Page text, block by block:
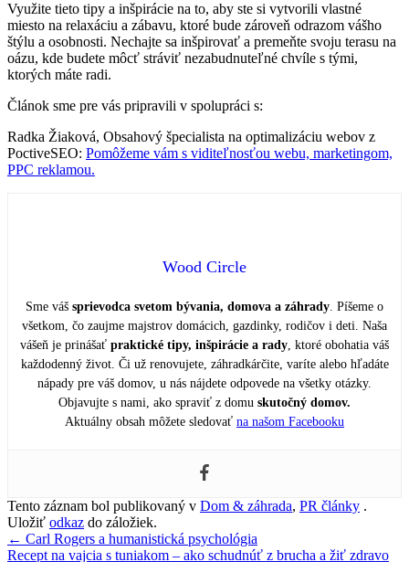
Využite tieto tipy a inšpirácie na to, aby ste si vytvorili vlastné
miesto na relaxáciu a zábavu, ktoré bude zároveň odrazom vášho
štýlu a osobnosti. Nechajte sa inšpirovať a premeňte svoju terasu na
oázu, kde budete môcť stráviť nezabudnuteľné chvíle s tými,
ktorých máte radi.
Článok sme pre vás pripravili v spolupráci s:
Radka Žiaková, Obsahový špecialista na optimalizáciu webov z
PoctiveSEO: Pomôžeme vám s viditeľnosťou webu, marketingom,
PPC reklamou.
Wood Circle
Sme váš sprievodca svetom bývania, domova a záhrady. Píšeme o
všetkom, čo zaujme majstrov domácich, gazdinky, rodičov i deti. Naša
vášeň je prinášať praktické tipy, inšpirácie a rady, ktoré obohatia váš
každodenný život. Či už renovujete, záhradkárčite, varíte alebo hľadáte
nápady pre váš domov, u nás nájdete odpovede na všetky otázky.
Objavujte s nami, ako spraviť z domu skutočný domov.
Aktuálny obsah môžete sledovať na našom Facebooku
Tento záznam bol publikovaný v Dom & záhrada, PR články .
Uložiť odkaz do záložiek.
Navigácia
← Carl Rogers a humanistická psychológia
Recept na vajcia s tuniakom – ako schudnúť z brucha a žiť zdravo